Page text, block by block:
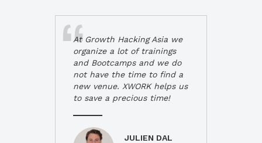
At Growth Hacking Asia we
organize a lot of trainings
and Bootcamps and we do
not have the time to find a
new venue. XWORK helps us
to save a precious time!
JULIEN DAL